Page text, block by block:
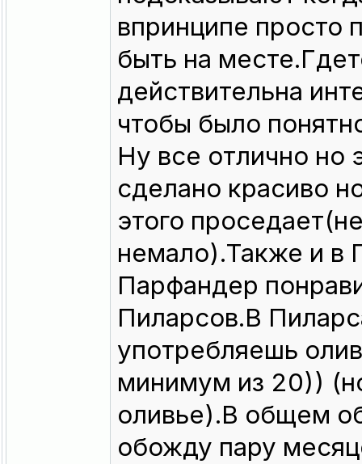
впринципе просто
быть на
действительна
чтобы было
Ну все отлично
сделано красиво
этого
немало).Также и в
Парфандер
Пиларсов.В
употребляешь
минимум из 20))
оливье).В общем
обожду пару